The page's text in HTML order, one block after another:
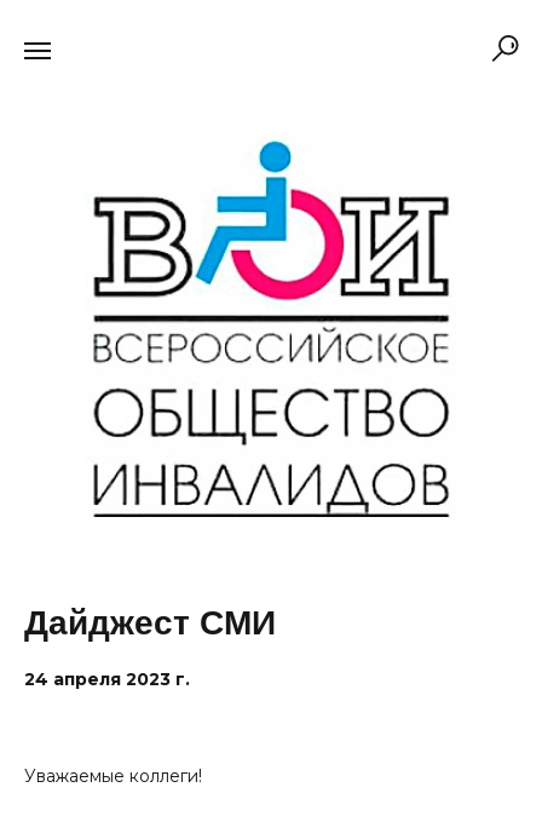
Дайджест СМИ
24 апреля 2023 г.
Уважаемые коллеги!